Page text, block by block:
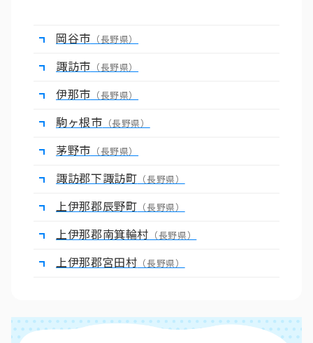
岡谷市 （長野県）
諏訪市 （長野県）
伊那市 （長野県）
駒ヶ根市 （長野県）
茅野市 （長野県）
諏訪郡下諏訪町 （長野県）
上伊那郡辰野町 （長野県）
上伊那郡南箕輪村 （長野県）
上伊那郡宮田村 （長野県）